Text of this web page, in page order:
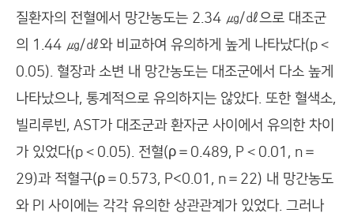
질환자의 전혈에서 망간농도는 2.34 ㎍/㎗으로 대조군
의 1.44 ㎍/㎗와 비교하여 유의하게 높게 나타났다(p＜
0.05). 혈장과 소변 내 망간농도는 대조군에서 다소 높게
나타났으나, 통계적으로 유의하지는 않았다. 또한 혈색소,
빌리루빈, AST가 대조군과 환자군 사이에서 유의한 차이
가 있었다(p＜0.05). 전혈(ρ＝0.489, P＜0.01, n＝
29)과 적혈구(ρ＝0.573, P<0.01, n＝22) 내 망간농도
와 PI 사이에는 각각 유의한 상관관계가 있었다. 그러나